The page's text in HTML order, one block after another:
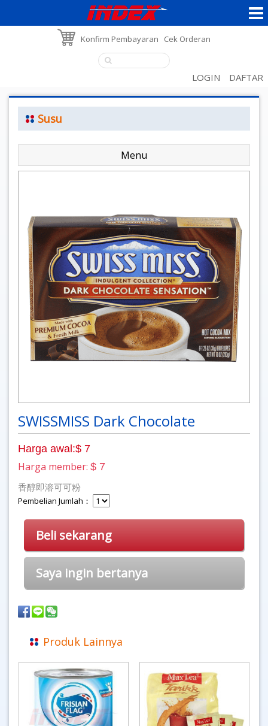
Konfirm Pembayaran Cek Orderan
LOGIN DAFTAR
Susu
Menu
SWISSMISS Dark Chocolate
Harga awal:$ 7
Harga member: $ 7
香醇即溶可可粉
Pembelian Jumlah：
Beli sekarang
Saya ingin bertanya
Produk Lainnya